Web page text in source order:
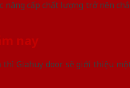
cấp chất lượng trở nên
nay
Giahuy door sẽ giới thiệu